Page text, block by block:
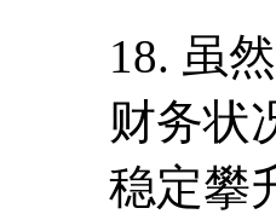
18. 虽
财务状
稳定攀